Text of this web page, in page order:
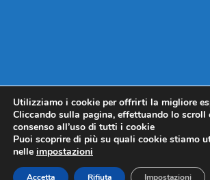
Utilizziamo i cookie per offrirti la migliore
Cliccando sulla pagina, effettuando lo
consenso all’uso di tutti i cookie
Puoi scoprire di più su quali cookie stiamo
nelle impostazioni
Accetta Rifiuta Impostazioni